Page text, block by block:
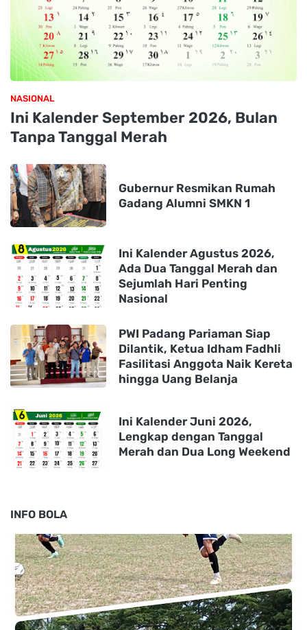
NASIONAL
Ini Kalender September 2026, Bulan
Tanpa Tanggal Merah
Gubernur Resmikan Rumah
Gadang Alumni SMKN 1
Ini Kalender Agustus 2026,
Ada Dua Tanggal Merah dan
Sejumlah Hari Penting
Nasional
PWI Padang Pariaman Siap
Dilantik, Ketua Idham Fadhli
Fasilitasi Anggota Naik Kereta
hingga Uang Belanja
Ini Kalender Juni 2026,
Lengkap dengan Tanggal
Merah dan Dua Long Weekend
INFO BOLA